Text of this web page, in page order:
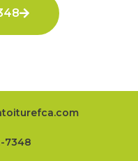
7348